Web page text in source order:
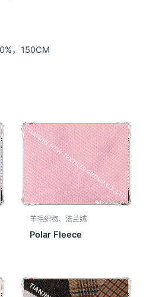
，150CM
羊毛织物、法兰绒
Polar Fleece